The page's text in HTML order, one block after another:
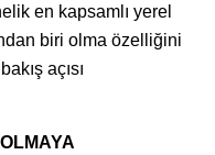
en kapsamlı yerel
biri olma özelliğini
açısı